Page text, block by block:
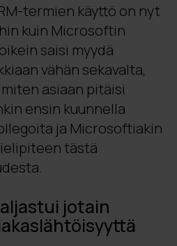
termien käyttö on nyt
kuin Microsoftin
saisi myydä
vähän sekavalta,
asiaan pitäisi
ensin kuunnella
ja Microsoftiakin
tästä
jotain